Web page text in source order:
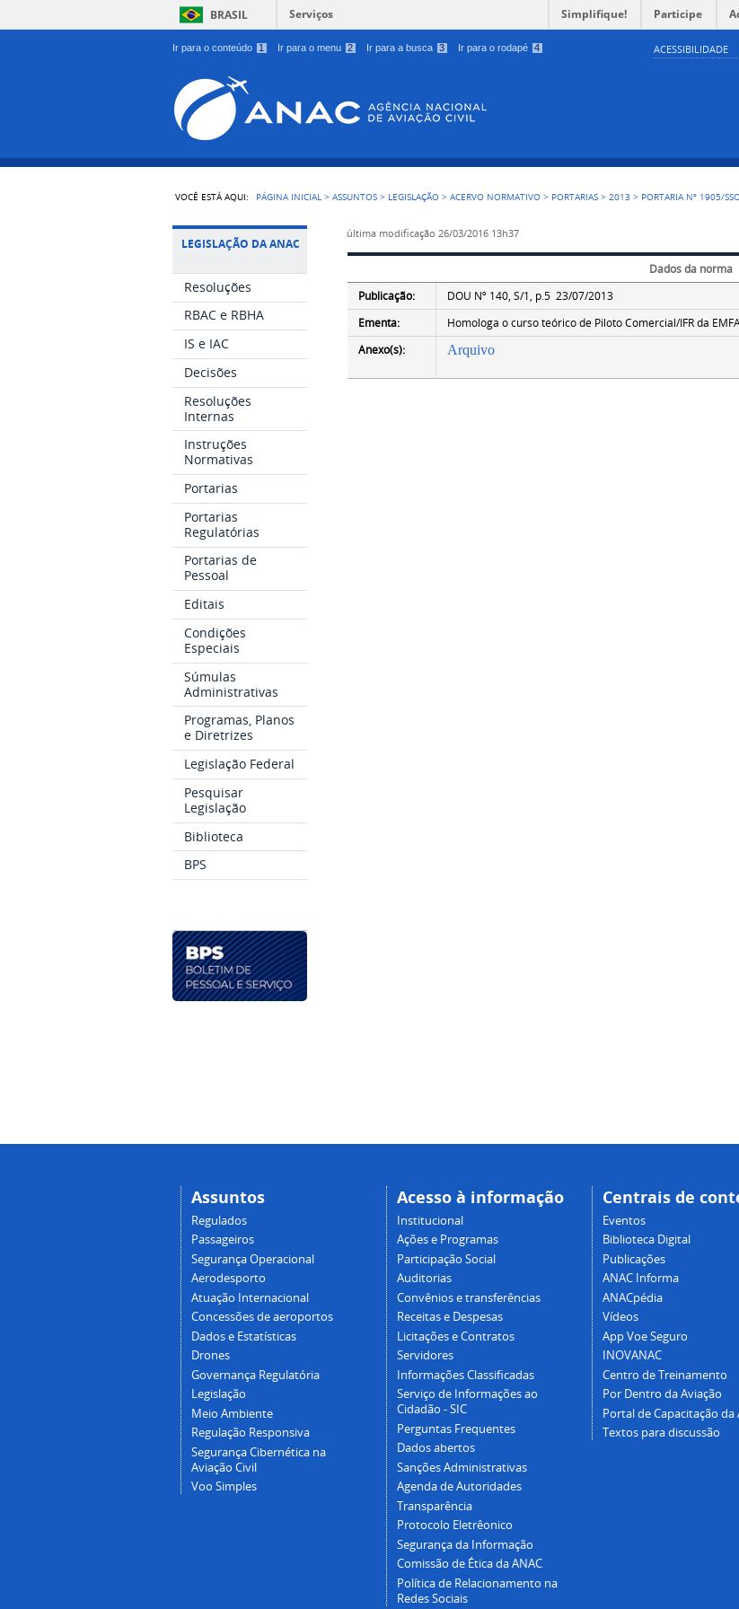
Ir para o conteúdo 1 Ir para o menu 2 Ir para a busca 3 Ir para o rodapé 4 ACESSIBILIDADE
BRASIL Serviços Simplifique! Participe
VOCÊ ESTÁ AQUI: PÁGINA INICIAL >ASSUNTOS > LEGISLAÇÃO >ACERVO NORMATIVO > PORTARIAS >2013 > PORTARIA Nº 1905/
LEGISLAÇÃO DA ANAC
Resoluções
RBAC e RBHA
IS e IAC
Decisões
Resoluções
Internas
Instruções
Normativas
Portarias
Portarias
Regulatórias
Portarias de
Pessoal
Editais
Condições
Especiais
Súmulas
Administrativas
Programas, Planos
e Diretrizes
Legislação Federal
Pesquisar
Legislação
Biblioteca
BPS
última modificação 26/03/2016 13h37
Dados da norma
Publicação:
DOU Nº 140, S/1, p.5 23/07/2013
Ementa:
Homologa o curso teórico de Piloto Comercial/IFR da
Anexo(s):
Arquivo
Assuntos
Regulados
Passageiros
Segurança Operacional
Aerodesporto
Atuação Internacional
Concessões de aeroportos
Dados e Estatísticas
Drones
Governança Regulatória
Legislação
Meio Ambiente
Regulação Responsiva
Segurança Cibernética na
Aviação Civil
Voo Simples
Acesso à informação
Institucional
Ações e Programas
Participação Social
Auditorias
Convênios e transferências
Receitas e Despesas
Licitações e Contratos
Servidores
Informações Classificadas
Serviço de Informações ao
Cidadão - SIC
Perguntas Frequentes
Dados abertos
Sanções Administrativas
Agenda de Autoridades
Transparência
Protocolo Eletrêonico
Segurança da Informação
Comissão de Ética da ANAC
Política de Relacionamento na
Redes Sociais
Centrais de
Eventos
Biblioteca Digital
Publicações
ANAC Informa
ANACpédia
Vídeos
App Voe Seguro
INOVANAC
Centro de Treinamento
Por Dentro da Aviação
Portal de Capacitação da
Textos para discussão